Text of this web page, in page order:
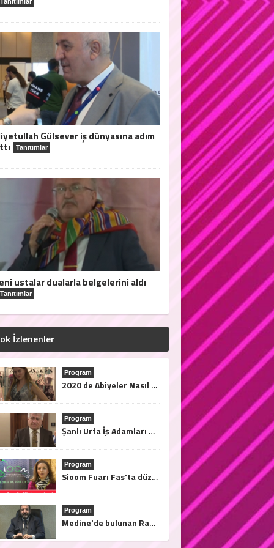
Gülsever iş dünyasına adım
Tanıtımlar
ustalar dualarla belgelerini aldı
Tanıtımlar
İzlenenler
Program
2020 de Abiyeler Nasıl Olacak?
Program
Şanlı Urfa İş Adamları Derneği Başkanı Sami Çiriş Finans Türk Tv'ye açıklamalarda bulundu.
Program
Sioom Fuarı Fas'ta düzenleniyor. Afrika'ya açılma fırsatları bu fuarda..28/31 2019 Mart tarihleri arasında Tanja'da
Program
Medine'de bulunan Rama el Medine Hotel Nasıl?